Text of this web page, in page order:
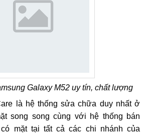
Galaxy M52 uy tín, chất lượng
là hệ thống sửa chữa duy nhất ở
song song cùng với hệ thống bán
có mặt tại tất cả các chi nhánh của